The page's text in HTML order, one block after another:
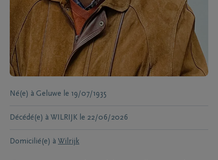
Né(e) à Geluwe le 19/07/1935
Décédé(e) à WILRIJK le 22/06/2026
Domicilié(e) à Wilrijk